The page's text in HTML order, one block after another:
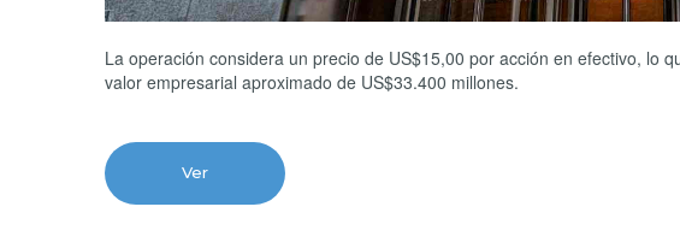
La operación considera un precio de US$15,00 por acción en efectivo, lo
valor empresarial aproximado de US$33.400 millones.
Ver